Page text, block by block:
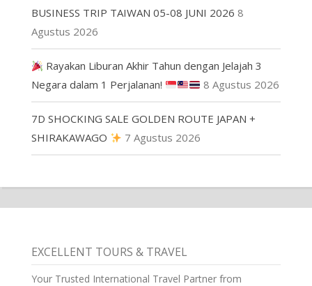
BUSINESS TRIP TAIWAN 05-08 JUNI 2026 8
Agustus 2026
Rayakan Liburan Akhir Tahun dengan Jelajah 3
Negara dalam 1 Perjalanan!
8 Agustus 2026
7D SHOCKING SALE GOLDEN ROUTE JAPAN +
SHIRAKAWAGO
7 Agustus 2026
EXCELLENT TOURS & TRAVEL
Your Trusted International Travel Partner from